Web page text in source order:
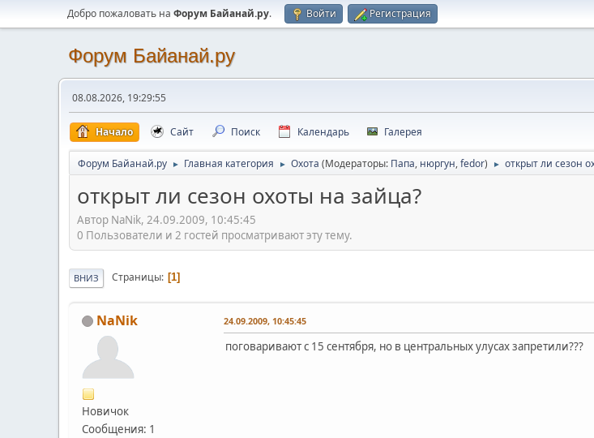
Добро пожаловать на Форум Байанай.ру. Войти Регистрация
Форум Байанай.ру
08.08.2026, 19:29:55
Начало Сайт Поиск Календарь Галерея
Форум Байанай.ру ► Главная категория ► Охота (Модераторы: Папа, нюргун,fedor) ► открыт ли сезон
открыт ли сезон охоты на зайца?
Автор NaNik, 24.09.2009, 10:45:45
0 Пользователи и 2 гостей просматривают эту тему.
ВНИЗ Страницы 1
NaNik
Новичок
Сообщения: 1
24.09.2009, 10:45:45
поговаривают с 15 сентября, но в центральных улусах запретили???